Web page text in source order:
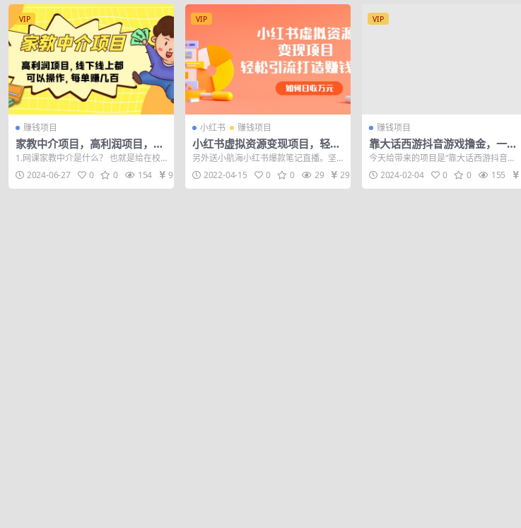
VIP
赚钱项目
家教中介项目，高利润项目，线
下线上都可以操作，每单赚几百
1.网课家教中介是什么？ 也就是给在校
大学生对接家长资源，让大学生利用本
职能力针...
2024-06-27 0 0 154 9.9
VIP
小红书 赚钱项目
小红书虚拟资源变现项目，轻松
引流打造赚钱IP，如何日收万元
另外送小航海小红书爆款笔记直播。坚
持长期优质“种草”，线上其他渠道多推广
才是小红...
2022-04-15 0 0 29 29
VIP
赚钱项目
靠大话西游抖音游戏撸金，一单
30，利润高到难以把持，一部手
机即可操作…
今天给带来的项目是“靠大话西游抖音游
戏撸金，一单30，利润高到难以把持，
一部手机...
2024-02-04 0 0 155